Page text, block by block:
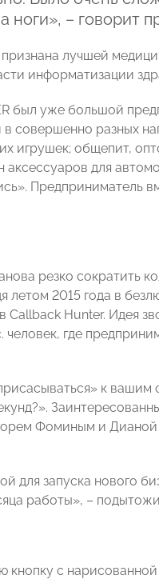
ноги», – говорит
лучшей
информатизации
был уже большой
совершенно разных
игрушек; общепит,
аксессуаров для
Предприниматель
резко сократить
летом 2015 года в
Hunter. Идея
где
к вашим
Фоминым и Дианой
для запуска нового
работы», –
с